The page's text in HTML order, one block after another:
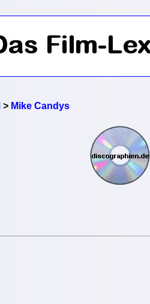
> Mike Candys